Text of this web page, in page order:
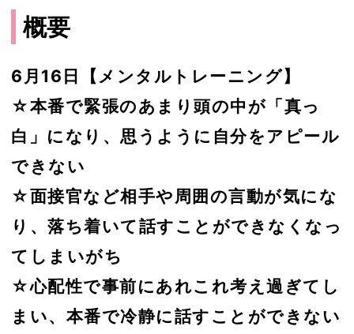
概要
6月16日【メンタルトレーニング】
☆本番で緊張のあまり頭の中が「真っ
白」になり、思うように自分をアピール
できない
☆面接官など相手や周囲の言動が気にな
り、落ち着いて話すことができなくなっ
てしまいがち
☆心配性で事前にあれこれ考え過ぎてし
まい、本番で冷静に話すことができない